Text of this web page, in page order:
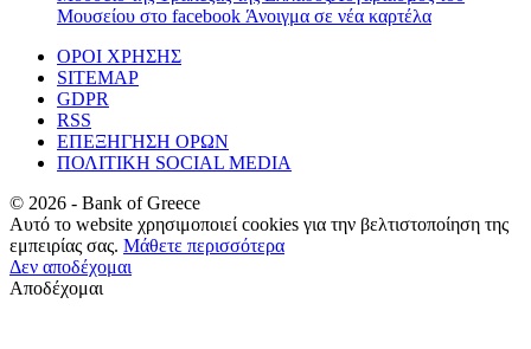
Μουσείου στο facebook Άνοιγμα σε νέα καρτέλα
ΟΡΟΙ ΧΡΗΣΗΣ
SITEMAP
GDPR
RSS
ΕΠΕΞΗΓΗΣΗ ΟΡΩΝ
ΠΟΛΙΤΙΚΗ SOCIAL MEDIA
© 2026 - Bank of Greece
Αυτό το website χρησιμοποιεί cookies για την βελτιστοποίηση της
εμπειρίας σας. Μάθετε περισσότερα
Δεν αποδέχομαι
Αποδέχομαι